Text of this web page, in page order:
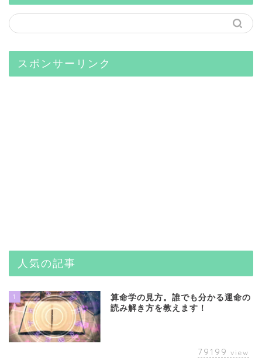
スポンサーリンク
人気の記事
1
算命学の見方。誰でも分かる運命の
読み解き方を教えます！
79199 view